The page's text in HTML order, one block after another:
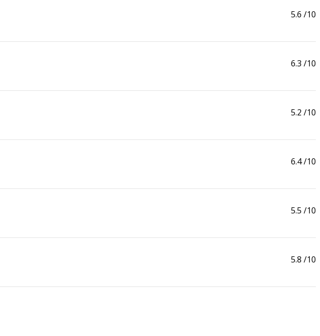
5.6 /10
6.3 /10
5.2 /10
6.4/10
5.5 /10
5.8 /10